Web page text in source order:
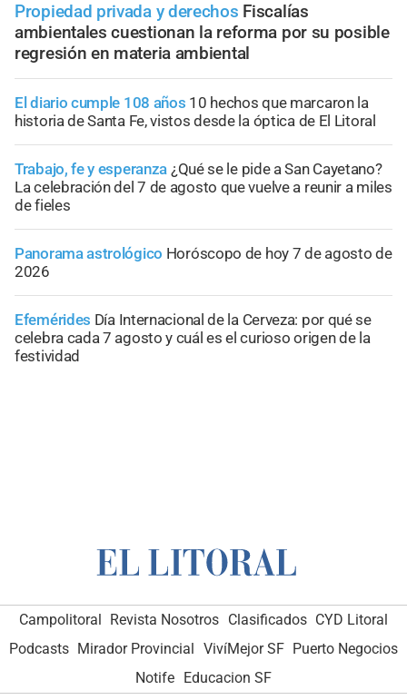
Propiedad privada y derechos Fiscalías
ambientales cuestionan la reforma por su posible
regresión en materia ambiental
El diario cumple 108 años 10 hechos que marcaron la
historia de Santa Fe, vistos desde la óptica de El Litoral
Trabajo, fe y esperanza ¿Qué se le pide a San Cayetano?
La celebración del 7 de agosto que vuelve a reunir a miles
de fieles
Panorama astrológico Horóscopo de hoy 7 de agosto de
2026
Efemérides Día Internacional de la Cerveza: por qué se
celebra cada 7 agosto y cuál es el curioso origen de la
festividad
Campolitoral Revista Nosotros Clasificados CYD Litoral
Podcasts Mirador Provincial VivíMejor SF Puerto Negocios
Notife Educacion SF